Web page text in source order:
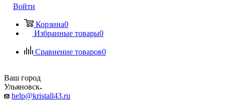
Войти
Корзина0
Избранные товары0
Сравнение товаров0
Ваш город
Ульяновск
help@kristall43.ru